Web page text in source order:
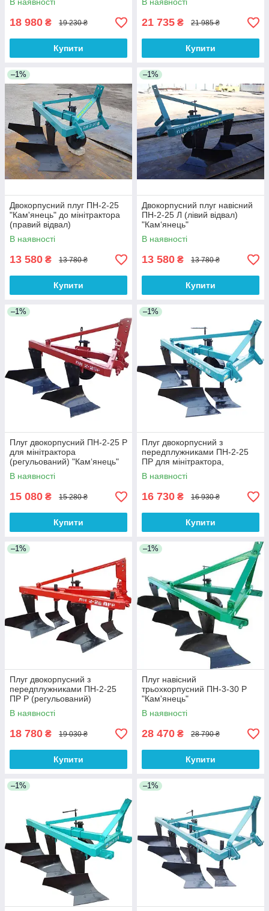
18 980 ₴ 19 230 ₴
Купити
21 735 ₴ 21 985 ₴
Купити
–1%
Двокорпусний плуг ПН-2-25
"Кам'янець" до мінітрактора
(правий відвал)
В наявності
13 580 ₴ 13 780 ₴
Купити
–1%
Двокорпусний плуг навісний
ПН-2-25 Л (лівий відвал)
"Кам‘янець"
В наявності
13 580 ₴ 13 780 ₴
Купити
–1%
Плуг двокорпусний ПН-2-25 Р
для мінітрактора
(регульований) "Кам‘янець"
В наявності
15 080 ₴ 15 280 ₴
Купити
–1%
Плуг двокорпусний з
передплужниками ПН-2-25
ПР для мінітрактора,
"Кам'янець"
В наявності
16 730 ₴ 16 930 ₴
Купити
–1%
Плуг двокорпусний з
передплужниками ПН-2-25
ПР Р (регульований)
Кам'янець
В наявності
18 780 ₴ 19 030 ₴
Купити
–1%
Плуг навісний
трьохкорпусний ПН-3-30 Р
"Кам'янець"
В наявності
28 470 ₴ 28 790 ₴
Купити
–1% –1%